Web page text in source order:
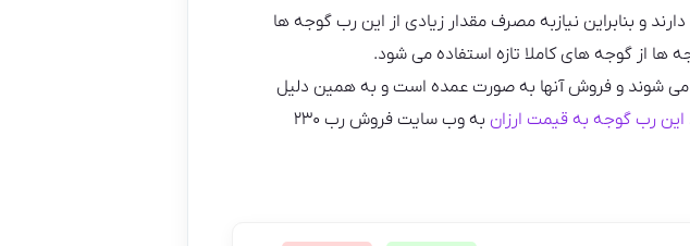
رنگی دارند و بنابراین نیازبه مصرف مقدار زیادی از این رب گوجه ها
از گوجه های کاملا تازه استفاده می شود.
شوند و فروش آنها به صورت عمده است و به همین دلیل
این رب گوجه به قیمت ارزان
به وب سایت فروش رب ۲۳۰